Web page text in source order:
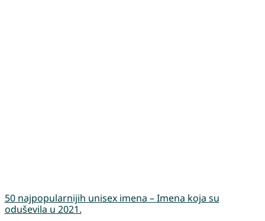
50 najpopularnijih unisex imena – Imena koja su
oduševila u 2021.